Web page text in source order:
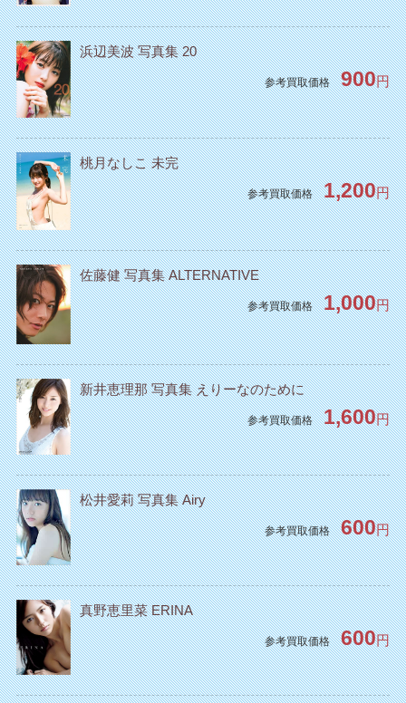
浜辺美波 写真集 20
参考買取価格 900円
桃月なしこ 未完
参考買取価格 1,200円
佐藤健 写真集 ALTERNATIVE
参考買取価格 1,000円
新井恵理那 写真集 えりーなのために
参考買取価格 1,600円
松井愛莉 写真集 Airy
参考買取価格 600円
真野恵里菜 ERINA
参考買取価格 600円